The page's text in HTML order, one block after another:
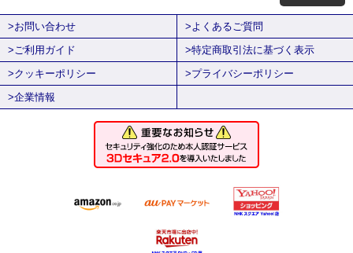
>お問い合わせ
>よくあるご質問
>ご利用ガイド
>特定商取引法に基づく表示
>クッキーポリシー
>プライバシーポリシー
>企業情報